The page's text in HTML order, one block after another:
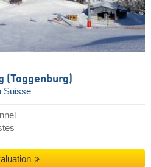
(Toggenburg)
Suisse